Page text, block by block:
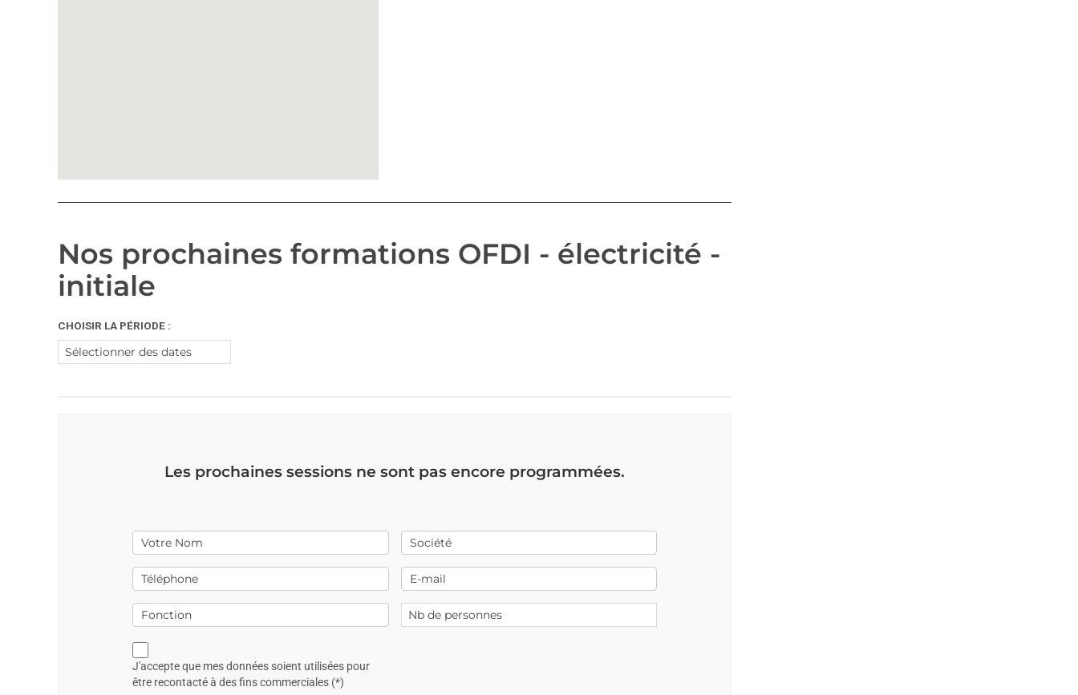
Nos prochaines formations OFDI - électricité -
initiale
CHOISIR LA PÉRIODE :
Les prochaines sessions ne sont pas encore programmées.
J'accepte que mes données soient utilisées pour
être recontacté à des fins commerciales (*)